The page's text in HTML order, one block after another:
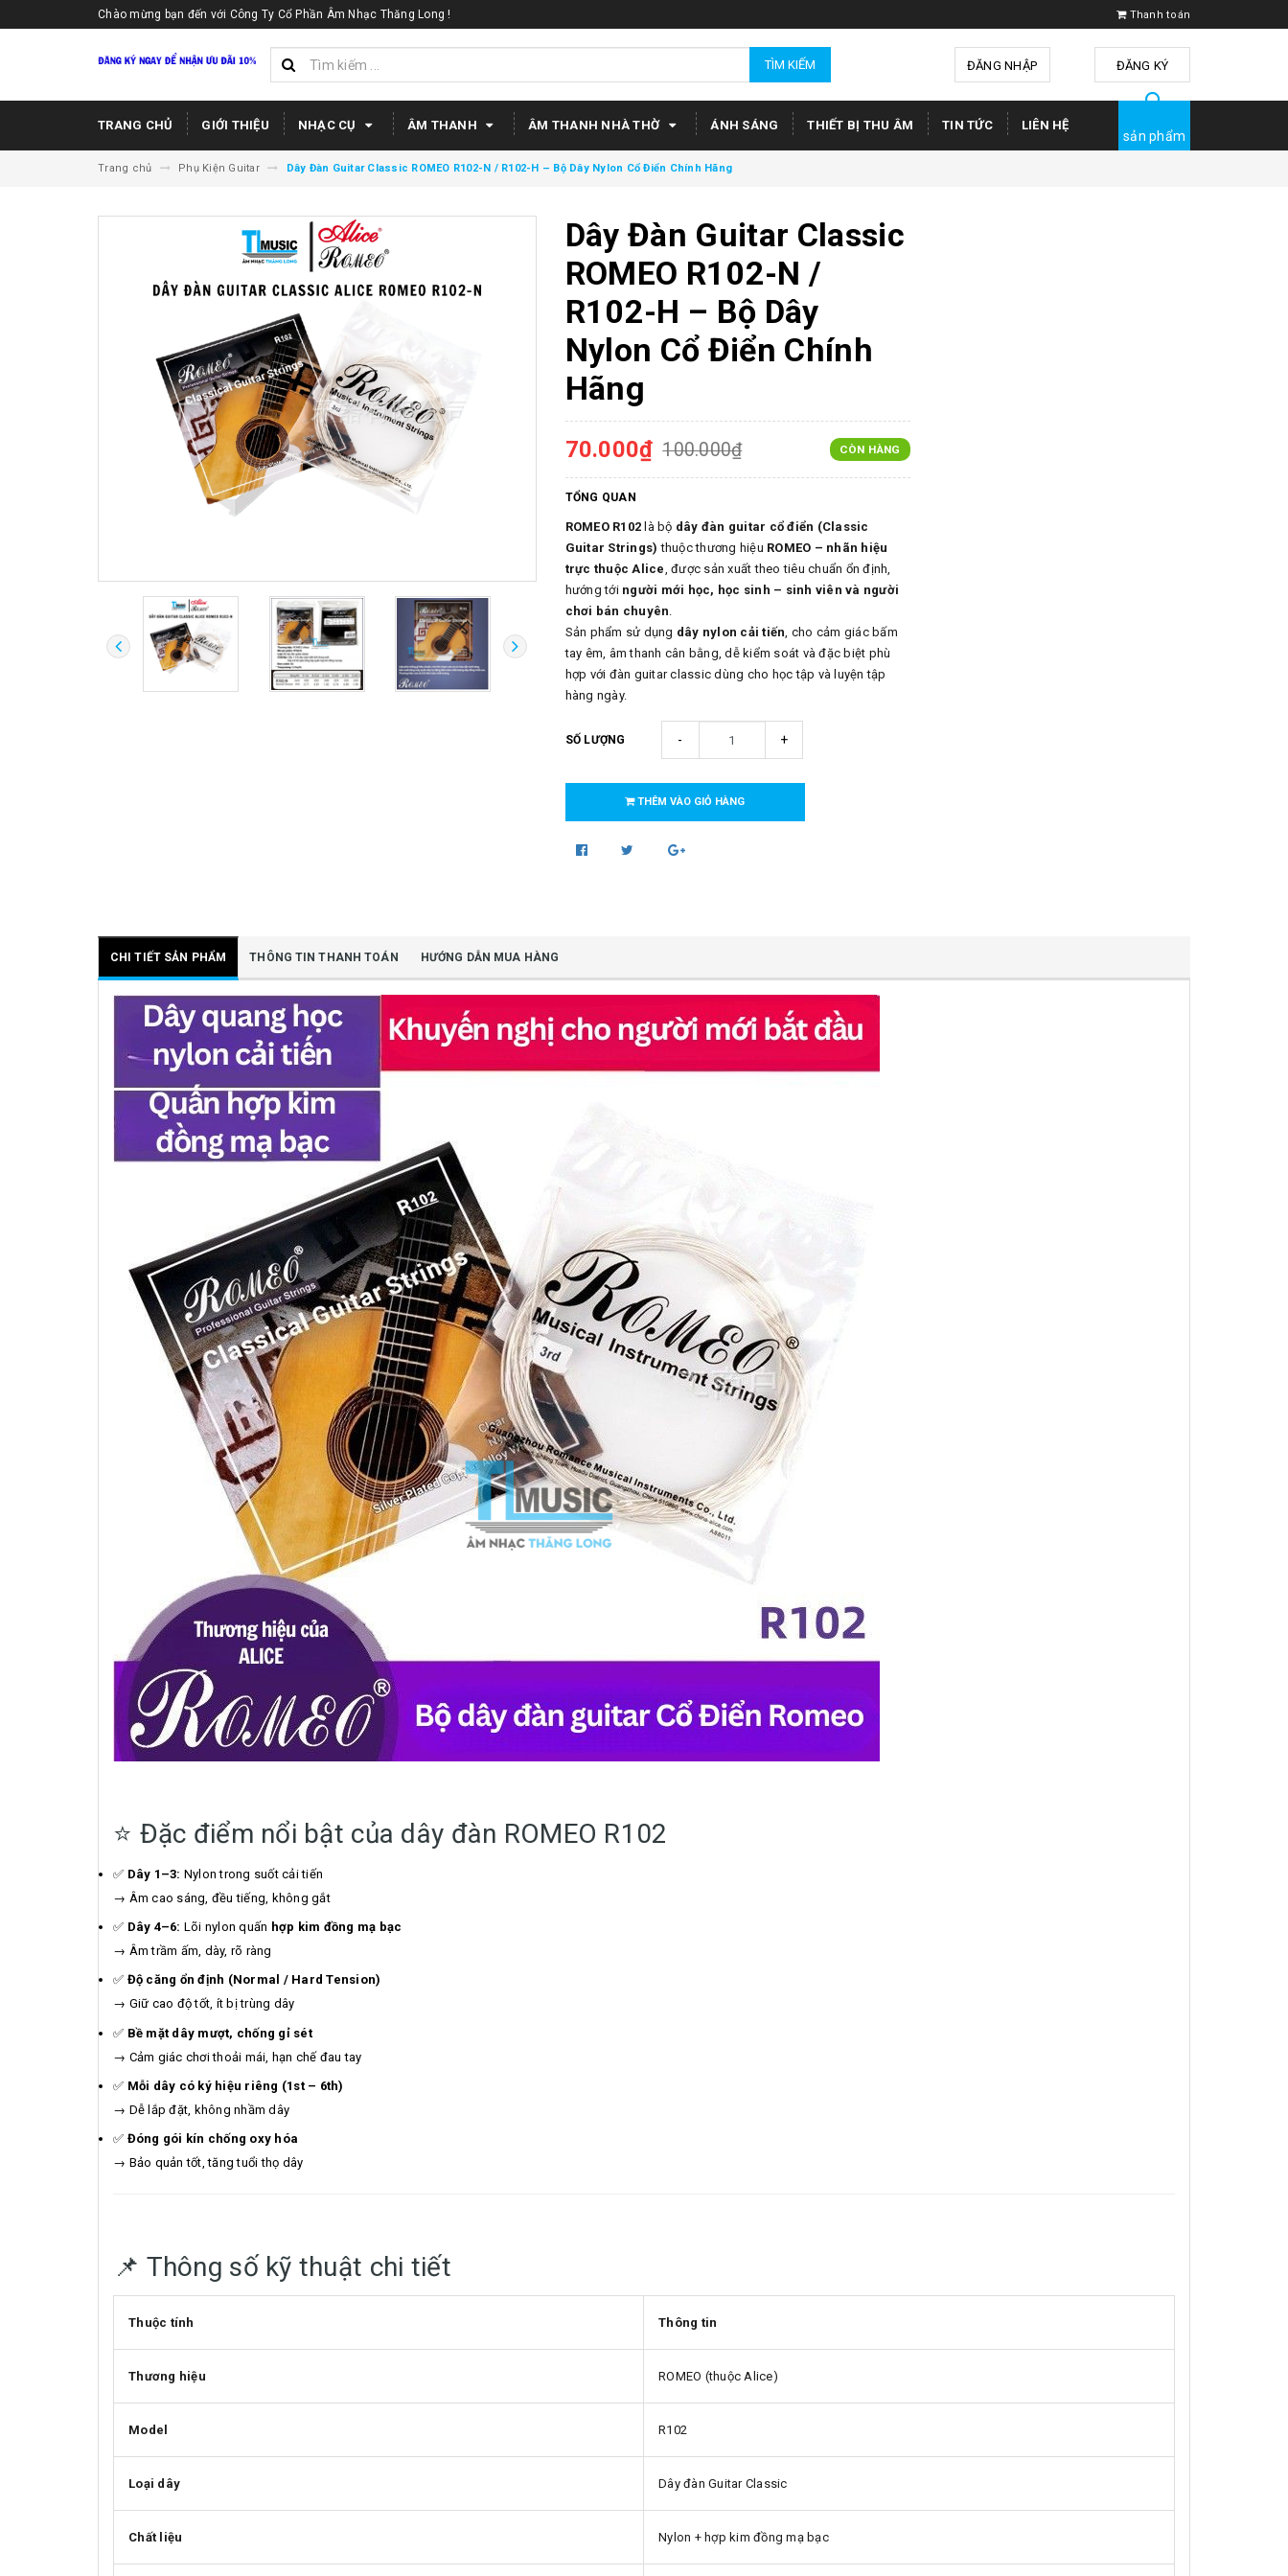
Chào mừng bạn đến với Công Ty Cổ Phần Âm Nhạc Thăng Long ! Thanh toán
TÌM KIẾM ĐĂNG NHẬP ĐĂNG KÝ
TRANG CHỦ GIỚI THIỆU NHẠC CỤ ÂM THANH ÂM THANH NHÀ THỜ ÁNH SÁNG THIẾT BỊ THU ÂM TIN TỨC LIÊN HỆ
sản phẩm
Trang chủ Phụ Kiện Guitar Dây Đàn Guitar Classic ROMEO R102-N / R102-H – Bộ Dây Nylon Cổ Điển Chính Hãng
Dây Đàn Guitar Classic
ROMEO R102-N /
R102-H – Bộ Dây
Nylon Cổ Điển Chính
Hãng
70.000₫ 100.000₫ CÒN HÀNG
TỔNG QUAN
ROMEO R102 là bộ dây đàn guitar cổ điển (Classic
Guitar Strings) thuộc thương hiệu ROMEO – nhãn hiệu
trực thuộc Alice, được sản xuất theo tiêu chuẩn ổn định,
hướng tới người mới học, học sinh – sinh viên và người
chơi bán chuyên.
Sản phẩm sử dụng dây nylon cải tiến, cho cảm giác bấm
tay êm, âm thanh cân bằng, dễ kiểm soát và đặc biệt phù
hợp với đàn guitar classic dùng cho học tập và luyện tập
hàng ngày.
SỐ LƯỢNG - +
THÊM VÀO GIỎ HÀNG
CHI TIẾT SẢN PHẨM THÔNG TIN THANH TOÁN HƯỚNG DẪN MUA HÀNG
⭐ Đặc điểm nổi bật của dây đàn ROMEO R102
✅ Dây 1–3: Nylon trong suốt cải tiến
→ Âm cao sáng, đều tiếng, không gắt
✅ Dây 4–6: Lõi nylon quấn hợp kim đồng mạ bạc
→ Âm trầm ấm, dày, rõ ràng
✅ Độ căng ổn định (Normal / Hard Tension)
→ Giữ cao độ tốt, ít bị trùng dây
✅ Bề mặt dây mượt, chống gỉ sét
→ Cảm giác chơi thoải mái, hạn chế đau tay
✅ Mỗi dây có ký hiệu riêng (1st – 6th)
→ Dễ lắp đặt, không nhầm dây
✅ Đóng gói kín chống oxy hóa
→ Bảo quản tốt, tăng tuổi thọ dây
📌 Thông số kỹ thuật chi tiết
Thuộc tính Thông tin
Thương hiệu ROMEO (thuộc Alice)
Model R102
Loại dây Dây đàn Guitar Classic
Chất liệu Nylon + hợp kim đồng mạ bạc